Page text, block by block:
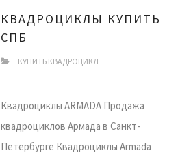
КВАДРОЦИКЛЫ КУПИТЬ
СПБ
КУПИТЬ КВАДРОЦИКЛ
Квадроциклы ARMADA Продажа
квадроциклов Армада в Санкт-
Петербурге Квадроциклы Armada